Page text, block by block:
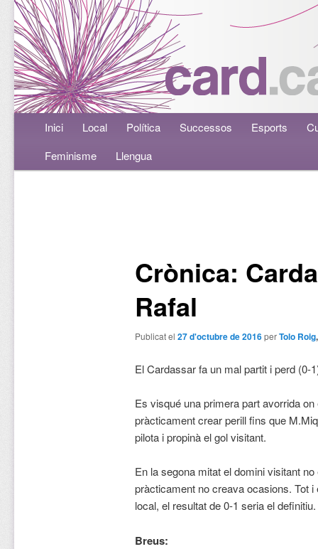
Menú principalAneu al contingut principal
Aneu al contingut secundari
Inici Local Política Successos Esports
Feminisme
Llengua
Crònica:
Rafal
Publicat el 27 d'octubre de 2016perTolo Roig
El Cardassar fa un mal partit i perd (0-
Es visqué una primera part avorrida
pràcticament crear perill fins que
pilota i propinà el gol visitant.
En la segona mitat el domini visitant
pràcticament no creava ocasions. Tot
local, el resultat de 0-1 seria el definitiu.
Breus: